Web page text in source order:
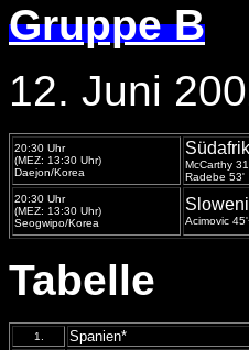
Gruppe B
12. Juni
20:30 Uhr
(MEZ: 13:30 Uhr)
Daejon/Korea
McCarthy
Radebe 53'
20:30 Uhr
(MEZ: 13:30 Uhr)
Seogwipo/Korea
Acimovic
Tabelle
1. Spanien*